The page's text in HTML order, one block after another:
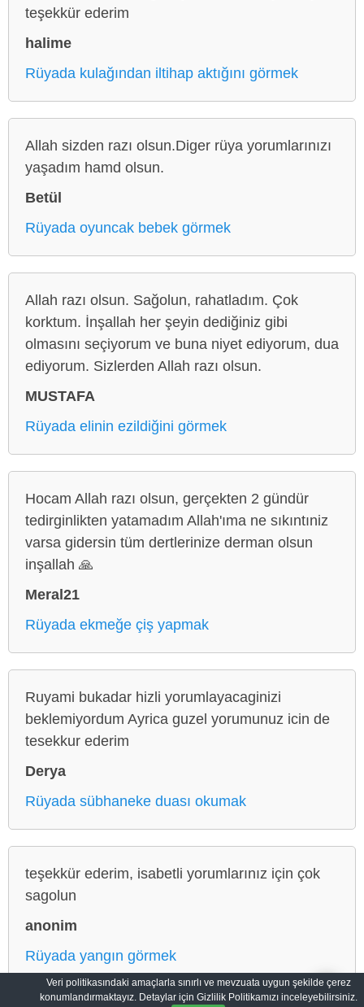
teşekkür ederim
halime
Rüyada kulağından iltihap aktığını görmek
Allah sizden razı olsun.Diger rüya yorumlarınızı
yaşadım hamd olsun.
Betül
Rüyada oyuncak bebek görmek
Allah razı olsun. Sağolun, rahatladım. Çok
korktum. İnşallah her şeyin dediğiniz gibi
olmasını seçiyorum ve buna niyet ediyorum, dua
ediyorum. Sizlerden Allah razı olsun.
MUSTAFA
Rüyada elinin ezildiğini görmek
Hocam Allah razı olsun, gerçekten 2 gündür
tedirginlikten yatamadım Allah'ıma ne sıkıntıniz
varsa gidersin tüm dertlerinize derman olsun
inşallah 🙏
Meral21
Rüyada ekmeğe çiş yapmak
Ruyami bukadar hizli yorumlayacaginizi
beklemiyordum Ayrica guzel yorumunuz icin de
tesekkur ederim
Derya
Rüyada sübhaneke duası okumak
teşekkür ederim, isabetli yorumlarınız için çok
sagolun
anonim
Rüyada yangın görmek
Veri politikasındaki amaçlarla sınırlı ve mevzuata uygun şekilde çerez
konumlandırmaktayız. Detaylar için Gizlilik Politikamızı inceleyebilirsiniz.